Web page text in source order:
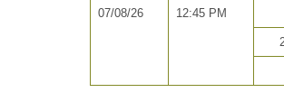
07/08/26 12:45 PM